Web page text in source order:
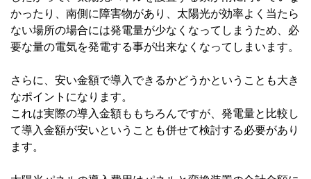
かったり、南側に障害物があり、太陽光が効率よく当たら
ない場所の場合には発電量が少なくなってしまうため、必
要な量の電気を発電する事が出来なくなってしまいます。
さらに、安い金額で導入できるかどうかということも大き
なポイントになります。
これは実際の導入金額ももちろんですが、発電量と比較し
て導入金額が安いということも併せて検討する必要があり
ます。